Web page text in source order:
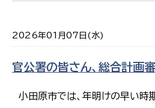
2026年01月07日(水)
官公署の皆さん、総合計画
小田原市では、年明けの早い時